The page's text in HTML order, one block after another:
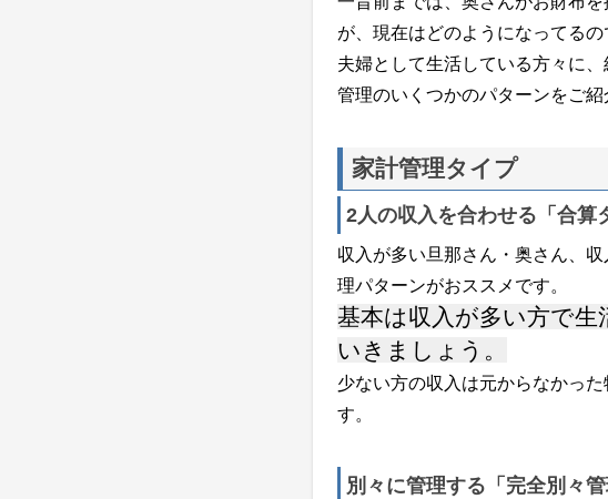
が、現在はどのようになってるの
夫婦として生活している方々に
管理のいくつかのパターンをご紹
家計管理タイプ
2人の収入を合わせる「合算
収入が多い旦那さん・奥さん、
理パターンがおススメです。
基本は収入が多い方で
いきましょう。
少ない方の収入は元からなかっ
す。
別々に管理する「完全別々管